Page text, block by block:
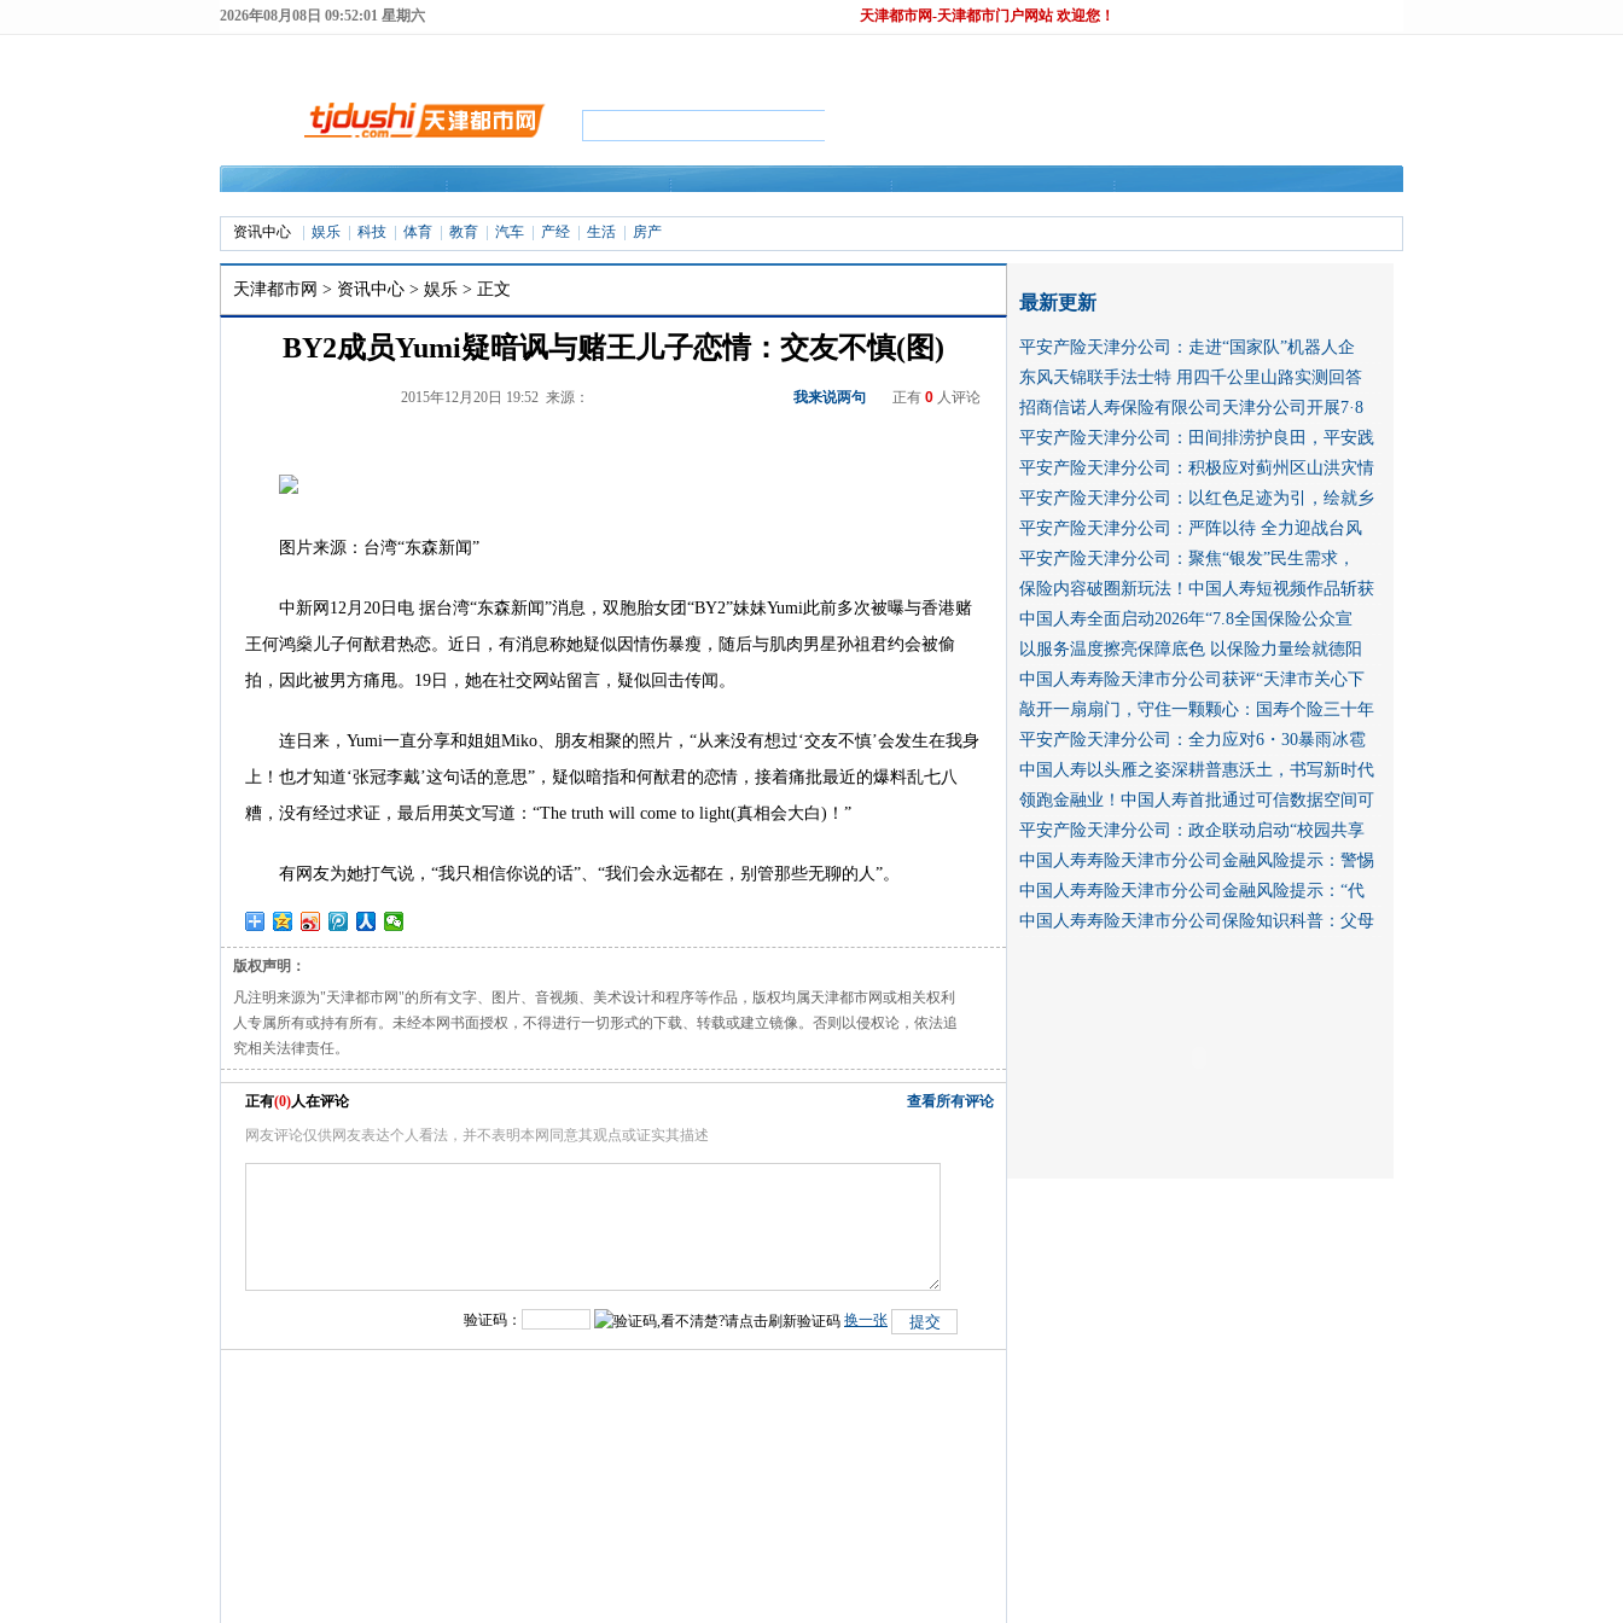
2026年08月08日 09:52:02 星期六 天津都市网-天津都市门户网站 欢迎您！
资讯中心 娱乐 科技 体育 教育 汽车 产经 生活 房产
天津都市网 > 资讯中心 > 娱乐 > 正文
BY2成员Yumi疑暗讽与赌王儿子恋情：交友不慎(图)
正有 0人评论
我来说两句
2015年12月20日 19:52 来源：
图片来源：台湾“东森新闻”
中新网12月20日电 据台湾“东森新闻”消息，双胞胎女团“BY2”妹妹Yumi此前多次被曝与香港赌
王何鸿燊儿子何猷君热恋。近日，有消息称她疑似因情伤暴瘦，随后与肌肉男星孙祖君约会被偷
拍，因此被男方痛甩。19日，她在社交网站留言，疑似回击传闻。
连日来，Yumi一直分享和姐姐Miko、朋友相聚的照片，“从来没有想过‘交友不慎’会发生在我身
上！也才知道‘张冠李戴’这句话的意思”，疑似暗指和何猷君的恋情，接着痛批最近的爆料乱七八
糟，没有经过求证，最后用英文写道：“The truth will come to light(真相会大白)！”
有网友为她打气说，“我只相信你说的话”、“我们会永远都在，别管那些无聊的人”。
版权声明：
凡注明来源为"天津都市网"的所有文字、图片、音视频、美术设计和程序等作品，版权均属天津都市网或相关权利
人专属所有或持有所有。未经本网书面授权，不得进行一切形式的下载、转载或建立镜像。否则以侵权论，依法追
究相关法律责任。
查看所有评论
正有(0)人在评论
网友评论仅供网友表达个人看法，并不表明本网同意其观点或证实其描述
验证码： 换一张
最新更新
平安产险天津分公司：走进“国家队”机器人企
东风天锦联手法士特 用四千公里山路实测回答
招商信诺人寿保险有限公司天津分公司开展7·8
平安产险天津分公司：田间排涝护良田，平安践
平安产险天津分公司：积极应对蓟州区山洪灾情
平安产险天津分公司：以红色足迹为引，绘就乡
平安产险天津分公司：严阵以待 全力迎战台风
平安产险天津分公司：聚焦“银发”民生需求，
保险内容破圈新玩法！中国人寿短视频作品斩获
中国人寿全面启动2026年“7.8全国保险公众宣
以服务温度擦亮保障底色 以保险力量绘就德阳
中国人寿寿险天津市分公司获评“天津市关心下
敲开一扇扇门，守住一颗颗心：国寿个险三十年
平安产险天津分公司：全力应对6・30暴雨冰雹
中国人寿以头雁之姿深耕普惠沃土，书写新时代
领跑金融业！中国人寿首批通过可信数据空间可
平安产险天津分公司：政企联动启动“校园共享
中国人寿寿险天津市分公司金融风险提示：警惕
中国人寿寿险天津市分公司金融风险提示：“代
中国人寿寿险天津市分公司保险知识科普：父母